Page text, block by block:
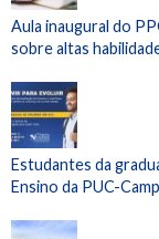
Aula inaugural do
sobre altas
Estudantes da
Ensino da PUC-